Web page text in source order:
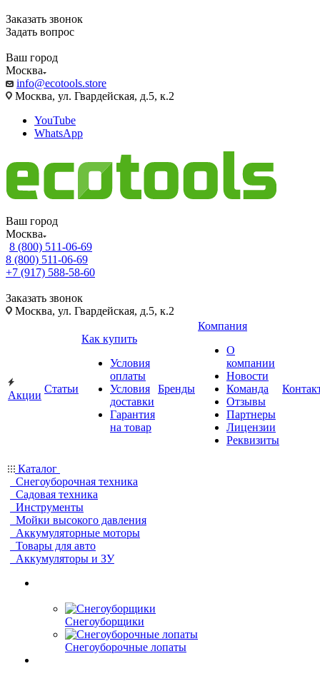
Заказать звонок
Задать вопрос
Ваш город
Москва
info@ecotools.store
Москва, ул. Гвардейская, д.5, к.2
YouTube
WhatsApp
Ваш город
Москва
8 (800) 511-06-69
8 (800) 511-06-69
+7 (917) 588-58-60
Заказать звонок
Москва, ул. Гвардейская, д.5, к.2
Акции
Статьи
Как купить
Условия
оплаты
Условия
доставки
Гарантия
на товар
Бренды
Компания
О
компании
Новости
Команда
Отзывы
Партнеры
Лицензии
Реквизиты
Каталог
Снегоуборочная техника
Садовая техника
Инструменты
Мойки высокого давления
Аккумуляторные моторы
Товары для авто
Аккумуляторы и ЗУ
Снегоуборщики
Снегоуборочные лопаты